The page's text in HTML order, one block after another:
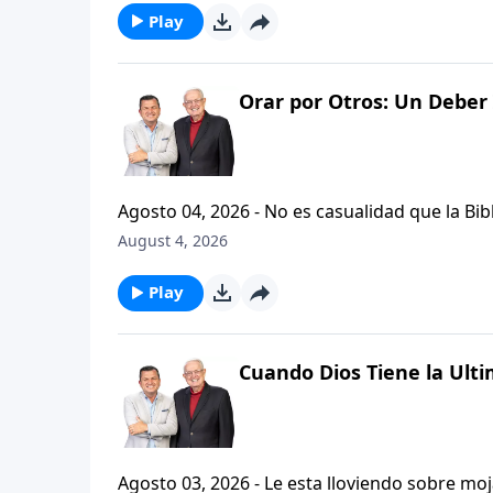
Play
Orar por Otros: Un Deber
Agosto 04, 2026 - No es casualidad que la Biblia contenga
profetas, apostoles...de gente comun y
especifica.
August 4, 2026
Play
Cuando Dios Tiene la
Agosto 03, 2026 - Le esta lloviendo sobre mojado? Siente que el dolor y el sufrimiento se han